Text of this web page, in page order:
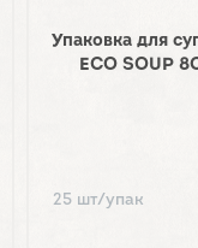
Упаковка для
ECO SOUP
25 шт/упак